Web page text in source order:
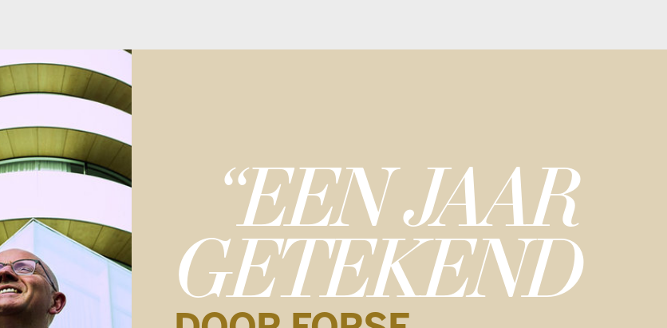
“EEN JAAR
GETEKEND
DOOR FORSE
KOSTENSTIJGINGEN”